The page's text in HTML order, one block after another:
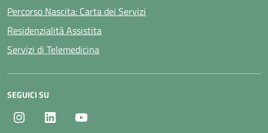
Percorso Nascita: Carta dei Servizi
Residenzialità Assistita
Servizi di Telemedicina
SEGUICI SU
Instagram LinkedIn